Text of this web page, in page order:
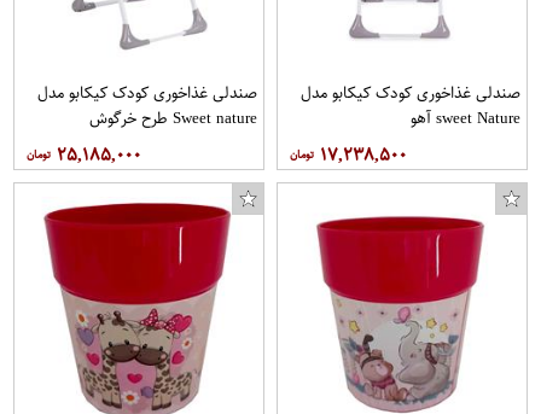
صندلی غذاخوری کودک کیکابو مدل
sweet Nature آهو
۱۷,۲۳۸,۵۰۰
صندلی غذاخوری کودک کیکابو مدل
Sweet nature طرح خرگوش
۲۵,۱۸۵,۰۰۰